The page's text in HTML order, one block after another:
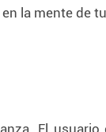
la mente de
El